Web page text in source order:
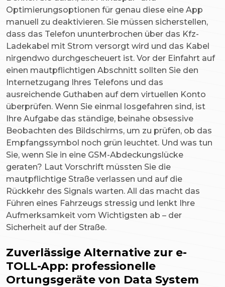
Optimierungsoptionen für genau diese eine App
manuell zu deaktivieren. Sie müssen sicherstellen,
dass das Telefon ununterbrochen über das Kfz-
Ladekabel mit Strom versorgt wird und das Kabel
nirgendwo durchgescheuert ist. Vor der Einfahrt auf
einen mautpflichtigen Abschnitt sollten Sie den
Internetzugang Ihres Telefons und das
ausreichende Guthaben auf dem virtuellen Konto
überprüfen. Wenn Sie einmal losgefahren sind, ist
Ihre Aufgabe das ständige, beinahe obsessive
Beobachten des Bildschirms, um zu prüfen, ob das
Empfangssymbol noch grün leuchtet. Und was tun
Sie, wenn Sie in eine GSM-Abdeckungslücke
geraten? Laut Vorschrift müssten Sie die
mautpflichtige Straße verlassen und auf die
Rückkehr des Signals warten. All das macht das
Führen eines Fahrzeugs stressig und lenkt Ihre
Aufmerksamkeit vom Wichtigsten ab – der
Sicherheit auf der Straße.
Zuverlässige Alternative zur e-
TOLL-App: professionelle
Ortungsgeräte von Data System